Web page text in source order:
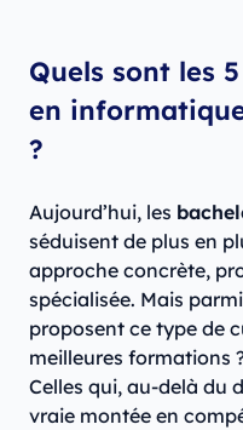
Quels sont les
en
?
Aujourd’hui, les
séduisent de plus en
approche concrète,
spécialisée. Mais
proposent ce type de
meilleures formations
Celles qui, au-delà du
vraie montée en